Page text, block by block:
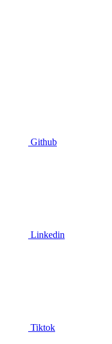
Github
Linkedin
Tiktok